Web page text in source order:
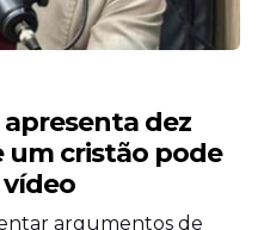
principais eventos
Assembleia de
dez
um cristão pode
argumentos de